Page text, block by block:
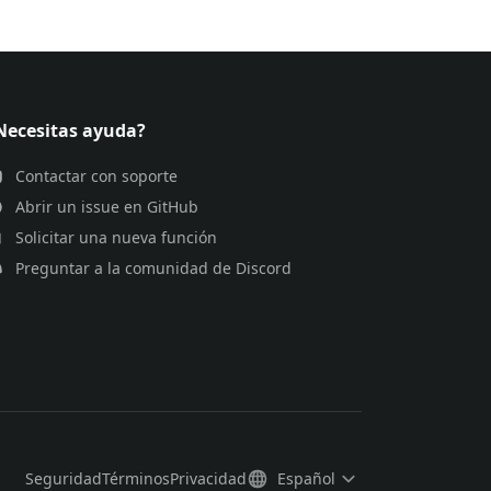
ayuda?
Contactar con soporte
Abrir un issue en GitHub
Solicitar una nueva función
Preguntar a la comunidad de Discord
SeguridadTérminosPrivacidad Español